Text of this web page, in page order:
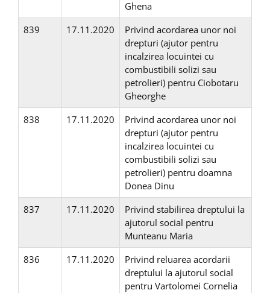
Ghena
839
17.11.2020
Privind acordarea unor noi
drepturi (ajutor pentru
incalzirea locuintei cu
combustibili solizi sau
petrolieri) pentru Ciobotaru
Gheorghe
838
17.11.2020
Privind acordarea unor noi
drepturi (ajutor pentru
incalzirea locuintei cu
combustibili solizi sau
petrolieri) pentru doamna
Donea Dinu
837
17.11.2020
Privind stabilirea dreptului la
ajutorul social pentru
Munteanu Maria
836
17.11.2020
Privind reluarea acordarii
dreptului la ajutorul social
pentru Vartolomei Cornelia